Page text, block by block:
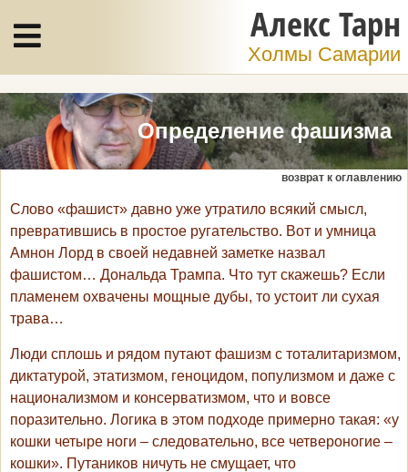
Алекс Тарн
Холмы Самарии
Определение фашизма
возврат к оглавлению
Слово «фашист» давно уже утратило всякий смысл,
превратившись в простое ругательство. Вот и умница
Амнон Лорд в своей недавней заметке назвал
фашистом… Дональда Трампа. Что тут скажешь? Если
пламенем охвачены мощные дубы, то устоит ли сухая
трава…
Люди сплошь и рядом путают фашизм с тоталитаризмом,
диктатурой, этатизмом, геноцидом, популизмом и даже с
национализмом и консерватизмом, что и вовсе
поразительно. Логика в этом подходе примерно такая: «у
кошки четыре ноги – следовательно, все четвероногие –
кошки». Путаников ничуть не смущает, что